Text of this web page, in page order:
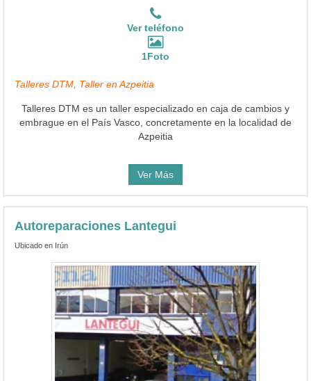
Ver teléfono
1Foto
Talleres DTM, Taller en Azpeitia
Talleres DTM es un taller especializado en caja de cambios y
embrague en el País Vasco, concretamente en la localidad de
Azpeitia
Ver Más
Autoreparaciones Lantegui
Ubicado en Irún